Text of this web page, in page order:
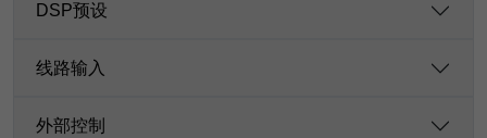
DSP预设
线路输入
外部控制